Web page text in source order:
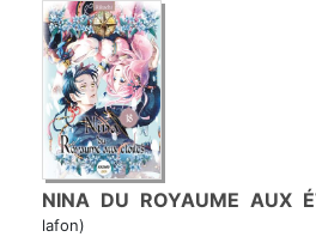
NINA DU ROYAUME AUX
lafon)